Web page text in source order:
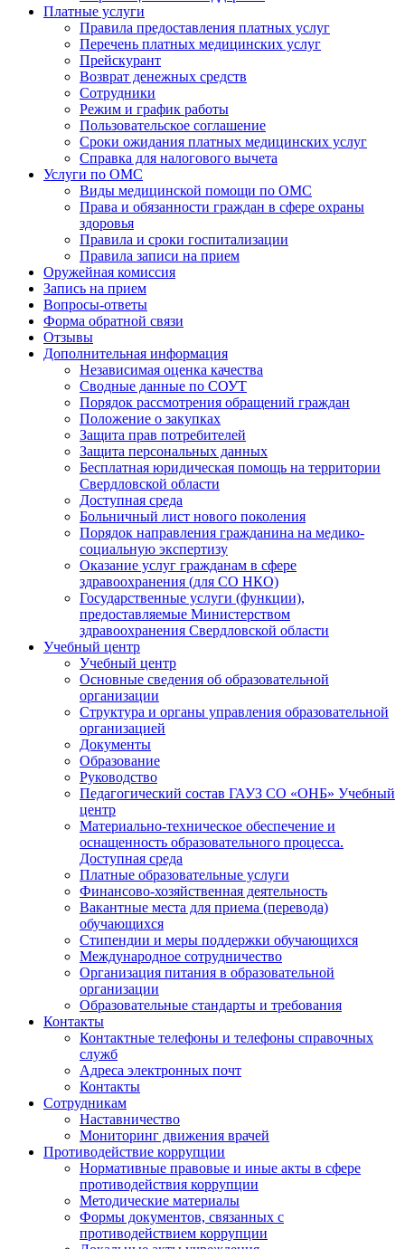
Платные услуги
Правила предоставления платных услуг
Перечень платных медицинских услуг
Прейскурант
Возврат денежных средств
Сотрудники
Режим и график работы
Пользовательское соглашение
Сроки ожидания платных медицинских услуг
Справка для налогового вычета
Услуги по ОМС
Виды медицинской помощи по ОМС
Права и обязанности граждан в сфере охраны
здоровья
Правила и сроки госпитализации
Правила записи на прием
Оружейная комиссия
Запись на прием
Вопросы-ответы
Форма обратной связи
Отзывы
Дополнительная информация
Независимая оценка качества
Сводные данные по СОУТ
Порядок рассмотрения обращений граждан
Положение о закупках
Защита прав потребителей
Защита персональных данных
Бесплатная юридическая помощь на территории
Свердловской области
Доступная среда
Больничный лист нового поколения
Порядок направления гражданина на медико-
социальную экспертизу
Оказание услуг гражданам в сфере
здравоохранения (для СО НКО)
Государственные услуги (функции),
предоставляемые Министерством
здравоохранения Свердловской области
Учебный центр
Учебный центр
Основные сведения об образовательной
организации
Структура и органы управления образовательной
организацией
Документы
Образование
Руководство
Педагогический состав ГАУЗ СО «ОНБ» Учебный
центр
Материально-техническое обеспечение и
оснащенность образовательного процесса.
Доступная среда
Платные образовательные услуги
Финансово-хозяйственная деятельность
Вакантные места для приема (перевода)
обучающихся
Стипендии и меры поддержки обучающихся
Международное сотрудничество
Организация питания в образовательной
организации
Образовательные стандарты и требования
Контакты
Контактные телефоны и телефоны справочных
служб
Адреса электронных почт
Контакты
Сотрудникам
Наставничество
Мониторинг движения врачей
Противодействие коррупции
Нормативные правовые и иные акты в сфере
противодействия коррупции
Методические материалы
Формы документов, связанных с
противодействием коррупции